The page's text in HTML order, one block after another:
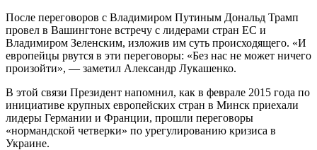
После переговоров с Владимиром Путиным Дональд Трамп
провел в Вашингтоне встречу с лидерами стран ЕС и
Владимиром Зеленским, изложив им суть происходящего. «И
европейцы рвутся в эти переговоры: «Без нас не может ничего
произойти», — заметил Александр Лукашенко.
В этой связи Президент напомнил, как в феврале 2015 года по
инициативе крупных европейских стран в Минск приехали
лидеры Германии и Франции, прошли переговоры
«нормандской четверки» по урегулированию кризиса в
Украине.